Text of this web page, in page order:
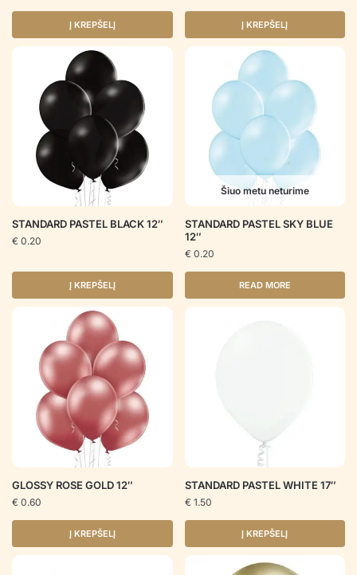
Į KREPŠELĮ Į KREPŠELĮ
STANDARD PASTEL BLACK 12″
€ 0.20
Į KREPŠELĮ
Šiuo metu neturime
STANDARD PASTEL SKY BLUE
12″
€ 0.20
READ MORE
GLOSSY ROSE GOLD 12″
€ 0.60
Į KREPŠELĮ
STANDARD PASTEL WHITE 17″
€ 1.50
Į KREPŠELĮ